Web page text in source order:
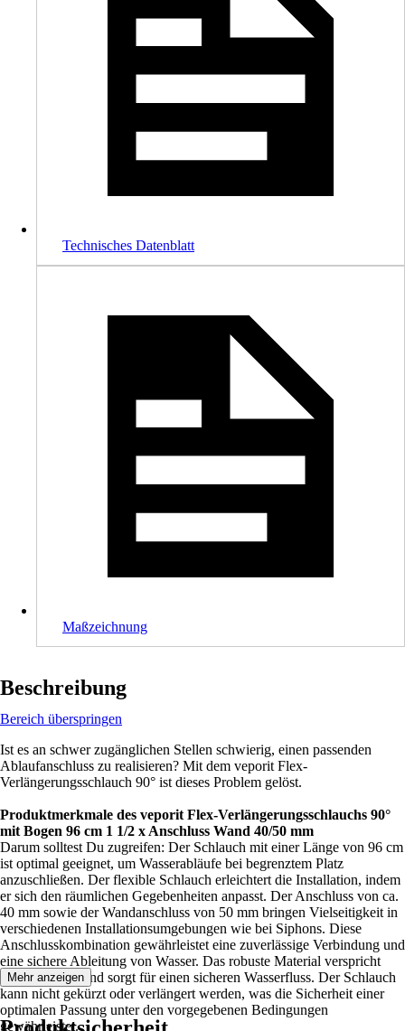
Technisches Datenblatt
Maßzeichnung
Beschreibung
Bereich überspringen
Ist es an schwer zugänglichen Stellen schwierig, einen passenden
Ablaufanschluss zu realisieren? Mit dem veporit Flex-
Verlängerungsschlauch 90° ist dieses Problem gelöst.
Produktmerkmale des veporit Flex-Verlängerungsschlauchs 90°
mit Bogen 96 cm 1 1/2 x Anschluss Wand 40/50 mm
Darum solltest Du zugreifen: Der Schlauch mit einer Länge von 96 cm
ist optimal geeignet, um Wasserabläufe bei begrenztem Platz
anzuschließen. Der flexible Schlauch erleichtert die Installation, indem
er sich den räumlichen Gegebenheiten anpasst. Der Anschluss von ca.
40 mm sowie der Wandanschluss von 50 mm bringen Vielseitigkeit in
verschiedenen Installationsumgebungen wie bei Siphons. Diese
Anschlusskombination gewährleistet eine zuverlässige Verbindung und
eine sichere Ableitung von Wasser. Das robuste Material verspricht
Langlebigkeit und sorgt für einen sicheren Wasserfluss. Der Schlauch
kann nicht gekürzt oder verlängert werden, was die Sicherheit einer
optimalen Passung unter den vorgegebenen Bedingungen
gewährleistet.
Mehr anzeigen